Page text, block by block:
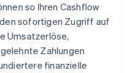
so Ihren Cashflow
sofortigen Zugriff auf
Umsatzerlöse,
Zahlungen
finanzielle